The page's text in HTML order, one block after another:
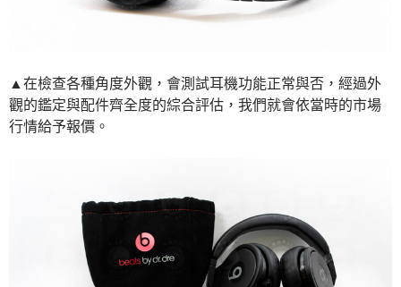
▲在檢查各種角度外觀，會測試耳機功能正常與否，經過外
觀的鑑定與配件齊全度的綜合評估，我們就會依當時的市場
行情給予報價。